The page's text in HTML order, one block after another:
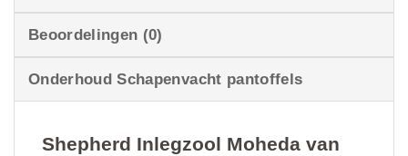
Beoordelingen (0)
Onderhoud Schapenvacht pantoffels
Shepherd Inlegzool Moheda van